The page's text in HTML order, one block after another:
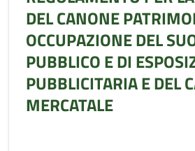
DEL CANONE
OCCUPAZIONE DEL
PUBBLICO E DI
PUBBLICITARIA E DEL
MERCATALE